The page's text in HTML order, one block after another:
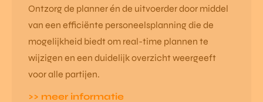
Ontzorg de planner én de uitvoerder door middel
van een efficiënte personeelsplanning die de
mogelijkheid biedt om real-time plannen te
wijzigen en een duidelijk overzicht weergeeft
voor alle partijen.
>> meer informatie